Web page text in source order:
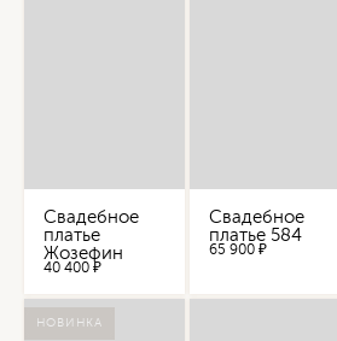
Свадебное
платье
Жозефин
40 400 ₽
Свадебное
платье 584
65 900 ₽
НОВИНКА